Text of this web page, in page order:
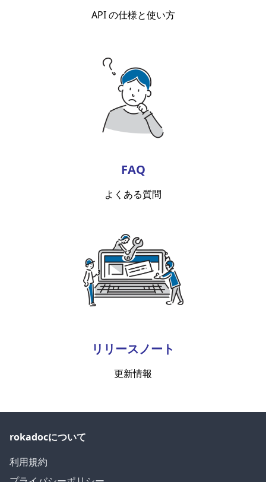
API の仕様と使い方
FAQ
よくある質問
リリースノート
更新情報
rokadocについて
利用規約